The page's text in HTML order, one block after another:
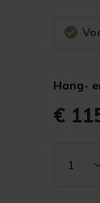
Hang-
€